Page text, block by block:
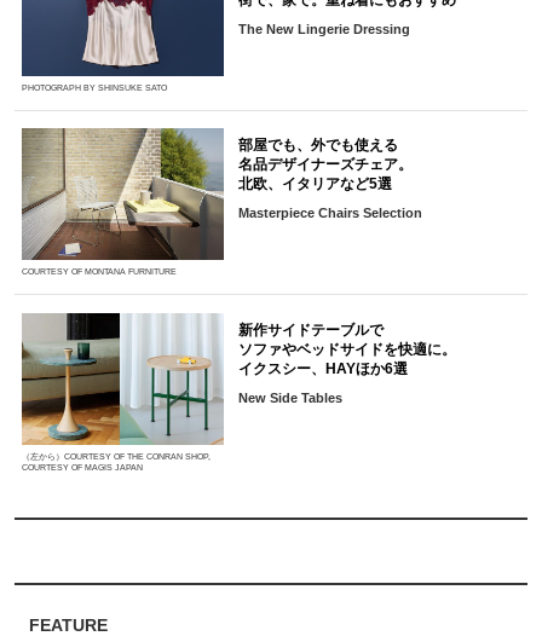
FEATURE
PHOTOGRAPH BY SHINSUKE SATO
The New Lingerie Dressing
COURTESY OF MONTANA FURNITURE
部屋でも、外でも使える
名品デザイナーズチェア。
北欧、イタリアなど5選
Masterpiece Chairs Selection
（左から）COURTESY OF THE CONRAN SHOP,
COURTESY OF MAGIS JAPAN
新作サイドテーブルで
ソファやベッドサイドを快適に。
イクスシー、HAYほか6選
New Side Tables